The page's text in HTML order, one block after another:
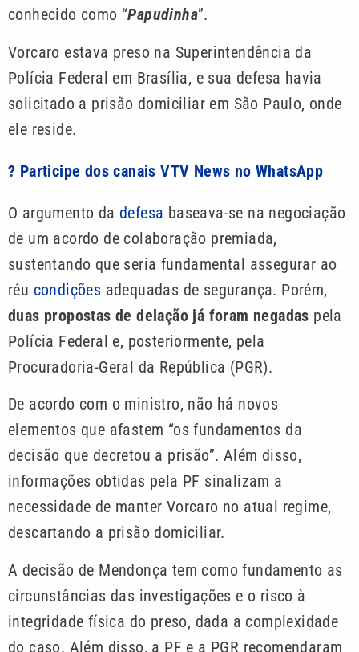
conhecido como “Papudinha”.
Vorcaro estava preso na Superintendência da
Polícia Federal em Brasília, e sua defesa havia
solicitado a prisão domiciliar em São Paulo, onde
ele reside.
? Participe dos canais VTV News no WhatsApp
O argumento da defesa baseava-se na negociação
de um acordo de colaboração premiada,
sustentando que seria fundamental assegurar ao
réu condições adequadas de segurança. Porém,
duas propostas de delação já foram negadas pela
Polícia Federal e, posteriormente, pela
Procuradoria-Geral da República (PGR).
De acordo com o ministro, não há novos
elementos que afastem “os fundamentos da
decisão que decretou a prisão”. Além disso,
informações obtidas pela PF sinalizam a
necessidade de manter Vorcaro no atual regime,
descartando a prisão domiciliar.
A decisão de Mendonça tem como fundamento as
circunstâncias das investigações e o risco à
integridade física do preso, dada a complexidade
do caso. Além disso, a PF e a PGR recomendaram